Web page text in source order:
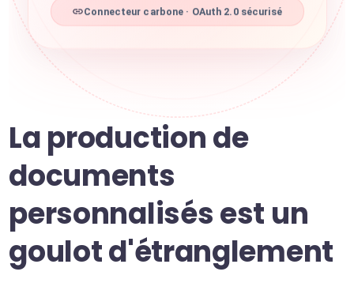
Connecteur carbone · OAuth 2.0 sécurisé
La production de
documents
personnalisés est un
goulot d'étranglement